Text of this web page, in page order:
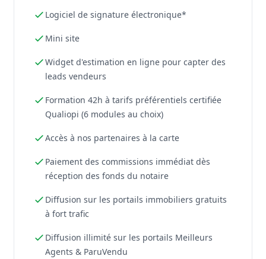
Logiciel de signature électronique*
Mini site
Widget d'estimation en ligne pour capter des
leads vendeurs
Formation 42h à tarifs préférentiels certifiée
Qualiopi (6 modules au choix)
Accès à nos partenaires à la carte
Paiement des commissions immédiat dès
réception des fonds du notaire
Diffusion sur les portails immobiliers gratuits
à fort trafic
Diffusion illimité sur les portails Meilleurs
Agents & ParuVendu